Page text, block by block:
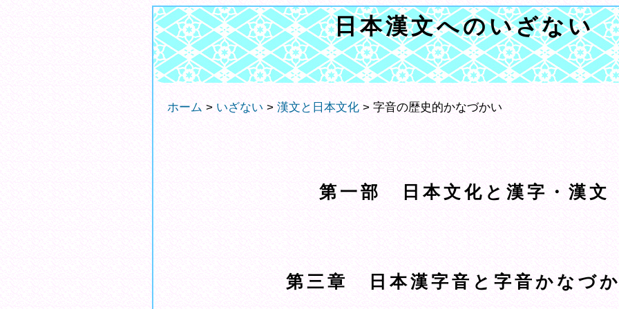
日本漢文へのいざない
第一部 日本文化と漢字・漢文
第三章 日本漢字音と字音かなづ
ホーム > いざない > 漢文と日本文化 > 字音の歴史的かなづかい